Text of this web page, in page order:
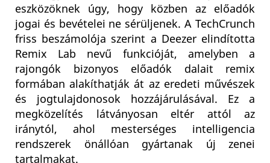
eszközöknek úgy, hogy közben az előadók
jogai és bevételei ne sérüljenek. A TechCrunch
friss beszámolója szerint a Deezer elindította
Remix Lab nevű funkcióját, amelyben a
rajongók bizonyos előadók dalait remix
formában alakíthatják át az eredeti művészek
és jogtulajdonosok hozzájárulásával. Ez a
megközelítés látványosan eltér attól az
iránytól, ahol mesterséges intelligencia
rendszerek önállóan gyártanak új zenei
tartalmakat.